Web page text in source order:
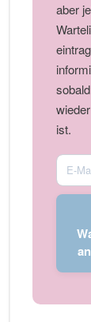
aber
ist.
Enter
your
email
waitlist